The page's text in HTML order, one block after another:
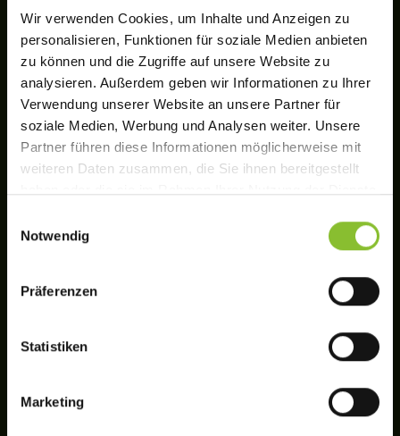
Wir verwenden Cookies, um Inhalte und Anzeigen zu
personalisieren, Funktionen für soziale Medien anbieten
zu können und die Zugriffe auf unsere Website zu
analysieren. Außerdem geben wir Informationen zu Ihrer
Verwendung unserer Website an unsere Partner für
soziale Medien, Werbung und Analysen weiter. Unsere
Partner führen diese Informationen möglicherweise mit
weiteren Daten zusammen, die Sie ihnen bereitgestellt
who may receive and
Notwendig
Präferenzen
Statistiken
Marketing